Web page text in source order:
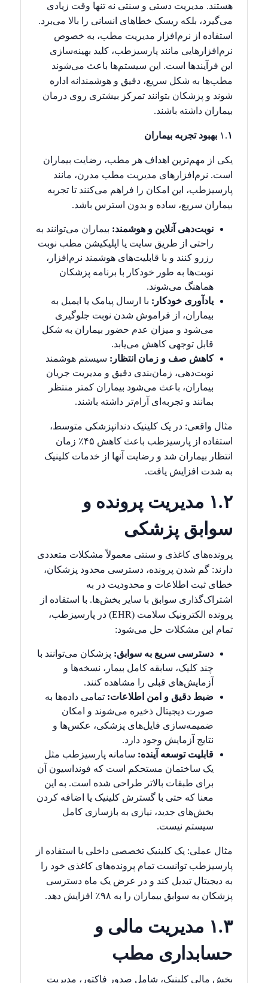
هستند. مدیریت دستی و سنتی نه تنها وقت زیادی
می‌گیرد، بلکه ریسک خطاهای انسانی را بالا می‌برد.
استفاده از نرم‌افزار مدیریت مطب، به خصوص
نرم‌افزارهایی مانند پارسیزطب، کلید بهینه‌سازی
این فرآیندها است. این سیستم‌ها باعث می‌شوند
مطب‌ها به شکل سریع، دقیق و هوشمندانه اداره
شوند و پزشکان بتوانند تمرکز بیشتری روی درمان
بیماران داشته باشند.
۱.۱ بهبود تجربه بیماران
یکی از مهم‌ترین اهداف هر مطب، رضایت بیماران
است. نرم‌افزارهای مدیریت مطب مدرن، مانند
پارسیزطب، این امکان را فراهم می‌کنند تا تجربه
بیماران سریع، ساده و بدون استرس باشد.
نوبت‌دهی آنلاین و هوشمند: بیماران می‌توانند به
راحتی از طریق سایت یا اپلیکیشن مطب نوبت
رزرو کنند و با قابلیت‌های هوشمند نرم‌افزار،
نوبت‌ها به طور خودکار با برنامه پزشکان
هماهنگ می‌شوند.
یادآوری خودکار: با ارسال پیامک یا ایمیل به
بیماران، از فراموش شدن نوبت جلوگیری
می‌شود و میزان عدم حضور بیماران به شکل
قابل توجهی کاهش می‌یابد.
کاهش صف و زمان انتظار: سیستم هوشمند
نوبت‌دهی، زمان‌بندی دقیق و مدیریت جریان
بیماران، باعث می‌شود بیماران کمتر منتظر
بمانند و تجربه‌ای آرام‌تر داشته باشند.
مثال واقعی: در یک کلینیک دندانپزشکی متوسط،
استفاده از پارسیزطب باعث کاهش ۴۵٪ زمان
انتظار بیماران شد و رضایت آنها از خدمات کلینیک
به شدت افزایش یافت.
۱.۲ مدیریت پرونده و
سوابق پزشکی
پرونده‌های کاغذی و سنتی معمولاً مشکلات متعددی
دارند: گم شدن پرونده، دسترسی محدود پزشکان،
خطای ثبت اطلاعات و محدودیت در به
اشتراک‌گذاری سوابق با سایر بخش‌ها. با استفاده از
پرونده الکترونیک سلامت (EHR) در پارسیزطب،
تمام این مشکلات حل می‌شود:
دسترسی سریع به سوابق: پزشکان می‌توانند با
چند کلیک، سابقه کامل بیمار، نسخه‌ها و
آزمایش‌های قبلی را مشاهده کنند.
ضبط دقیق و امن اطلاعات: تمامی داده‌ها به
صورت دیجیتال ذخیره می‌شوند و امکان
ضمیمه‌سازی فایل‌های پزشکی، عکس‌ها و
نتایج آزمایش وجود دارد.
قابلیت توسعه آینده: سامانه پارسیزطب مثل
یک ساختمان مستحکم است که فونداسیون آن
برای طبقات بالاتر طراحی شده است. به این
معنا که حتی با گسترش کلینیک یا اضافه کردن
بخش‌های جدید، نیازی به بازسازی کامل
سیستم نیست.
مثال عملی: یک کلینیک تخصصی داخلی با استفاده از
پارسیزطب توانست تمام پرونده‌های کاغذی خود را
به دیجیتال تبدیل کند و در عرض یک ماه دسترسی
پزشکان به سوابق بیماران را به ۹۸٪ افزایش دهد.
۱.۳ مدیریت مالی و
حسابداری مطب
بخش مالی کلینیک، شامل صدور فاکتور، مدیریت